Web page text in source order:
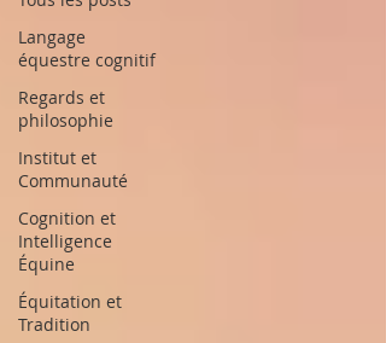
Langage
équestre cognitif
Regards et
philosophie
Institut et
Communauté
Cognition et
Intelligence
Équine
Équitation et
Tradition